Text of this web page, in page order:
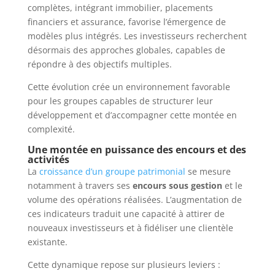
complètes, intégrant immobilier, placements
financiers et assurance, favorise l’émergence de
modèles plus intégrés. Les investisseurs recherchent
désormais des approches globales, capables de
répondre à des objectifs multiples.
Cette évolution crée un environnement favorable
pour les groupes capables de structurer leur
développement et d’accompagner cette montée en
complexité.
Une montée en puissance des encours et des
activités
La croissance d’un groupe patrimonial se mesure
notamment à travers ses encours sous gestionet le
volume des opérations réalisées. L’augmentation de
ces indicateurs traduit une capacité à attirer de
nouveaux investisseurs et à fidéliser une clientèle
existante.
Cette dynamique repose sur plusieurs leviers :